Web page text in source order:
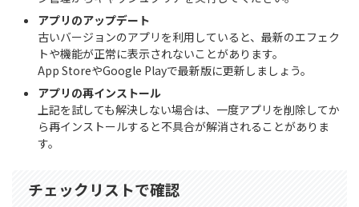
アプリのアップデート
古いバージョンのアプリを利用していると、最新のエフェク
トや機能が正常に表示されないことがあります。
App StoreやGoogle Playで最新版に更新しましょう。
アプリの再インストール
上記を試しても解決しない場合は、一度アプリを削除してか
ら再インストールすると不具合が解消されることがありま
す。
チェックリストで確認